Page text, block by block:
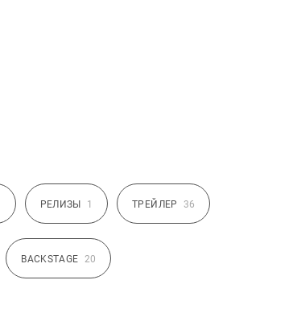
РЕЛИЗЫ 1 ТРЕЙЛЕР 36
BACKSTAGE 20